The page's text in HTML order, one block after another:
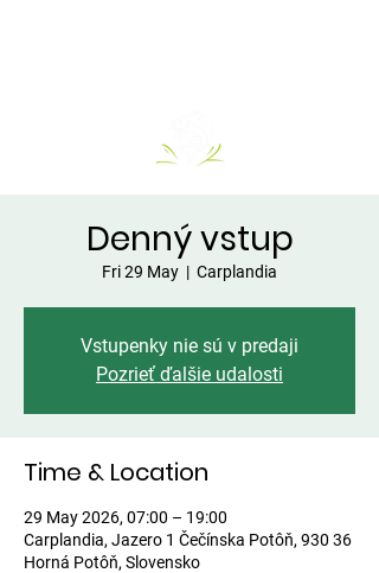
Denný vstup
Fri 29 May
  |
Carplandia
Vstupenky nie sú v predaji
Pozrieť ďalšie udalosti
Time & Location
29 May 2026, 07:00 – 19:00
Carplandia, Jazero 1 Čečínska Potôň, 930 36
Horná Potôň, Slovensko